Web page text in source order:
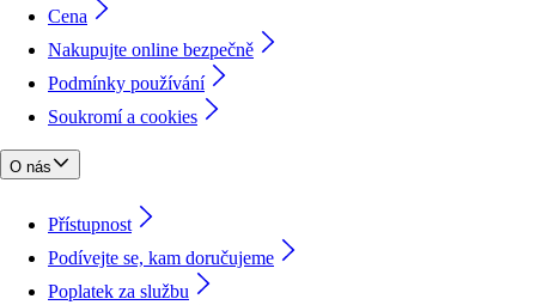
Cena
Nakupujte online bezpečně
Podmínky používání
Soukromí a cookies
O nás
Přístupnost
Podívejte se, kam doručujeme
Poplatek za službu